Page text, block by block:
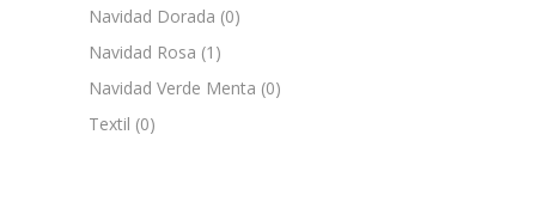
Navidad Dorada (0)
Navidad Rosa (1)
Navidad Verde Menta (0)
Textil (0)